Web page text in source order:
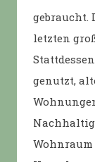
gebraucht.
letzten
genutzt,